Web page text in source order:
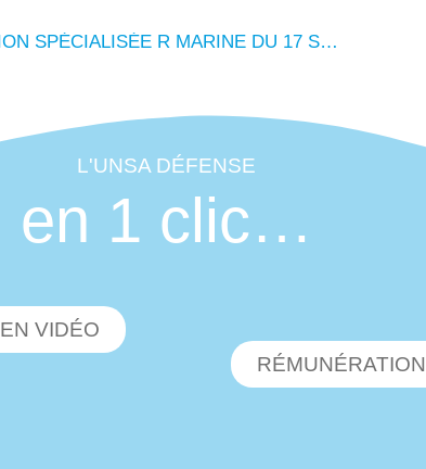
COMPTE RENDU DE LA FORMATION SPÉCIALISÉE R MARINE DU 17 SEPTEMBRE 2025
L'UNSA DÉFENSE
en 1 clic…
EN VIDÉO
RÉMUNÉRATION